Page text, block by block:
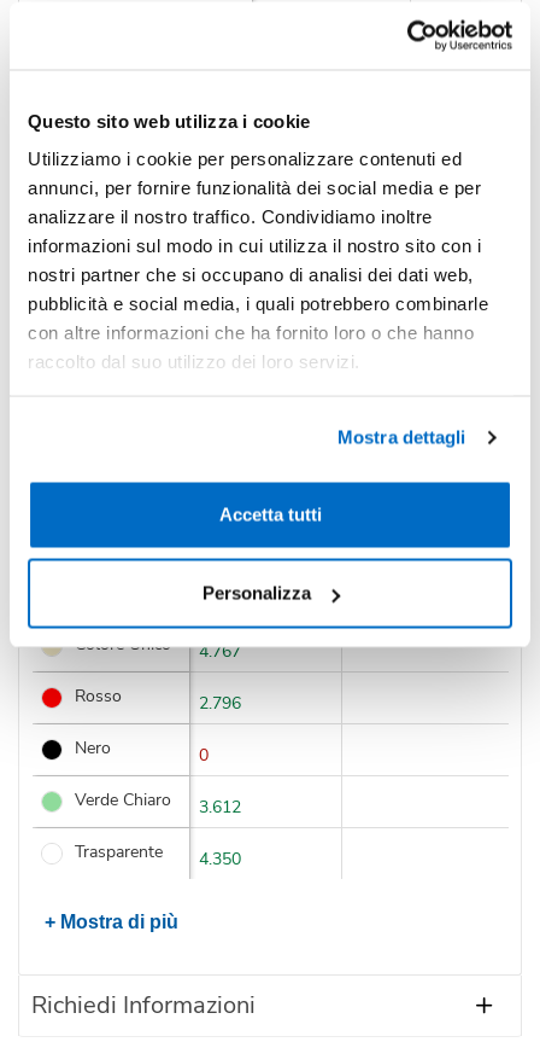
Questo sito web utilizza i cookie
Utilizziamo i cookie per personalizzare contenuti ed
annunci, per fornire funzionalità dei social media e per
analizzare il nostro traffico. Condividiamo inoltre
informazioni sul modo in cui utilizza il nostro sito con i
nostri partner che si occupano di analisi dei dati web,
pubblicità e social media, i quali potrebbero combinarle
con altre informazioni che ha fornito loro o che hanno
raccolto dal suo utilizzo dei loro servizi.
Mostra dettagli
Accetta tutti
Personalizza
€ 1,82
Pezzi 1000 -49%
*Prezzi prodotto per quantità merce neutra e prezzi IVA
Non trovi la quantità in tabella?Calcola il preventivo
Quantità consigliata
500pz.Prezzo unitario:€ 1,73IVA incl.Totale:€ 863,88
IVA incl.
Disponibilità
Colore Unico
4.767
Rosso
2.796
Nero
0
Verde Chiaro
3.612
Trasparente
4.350
+ Mostra di più
Richiedi Informazioni